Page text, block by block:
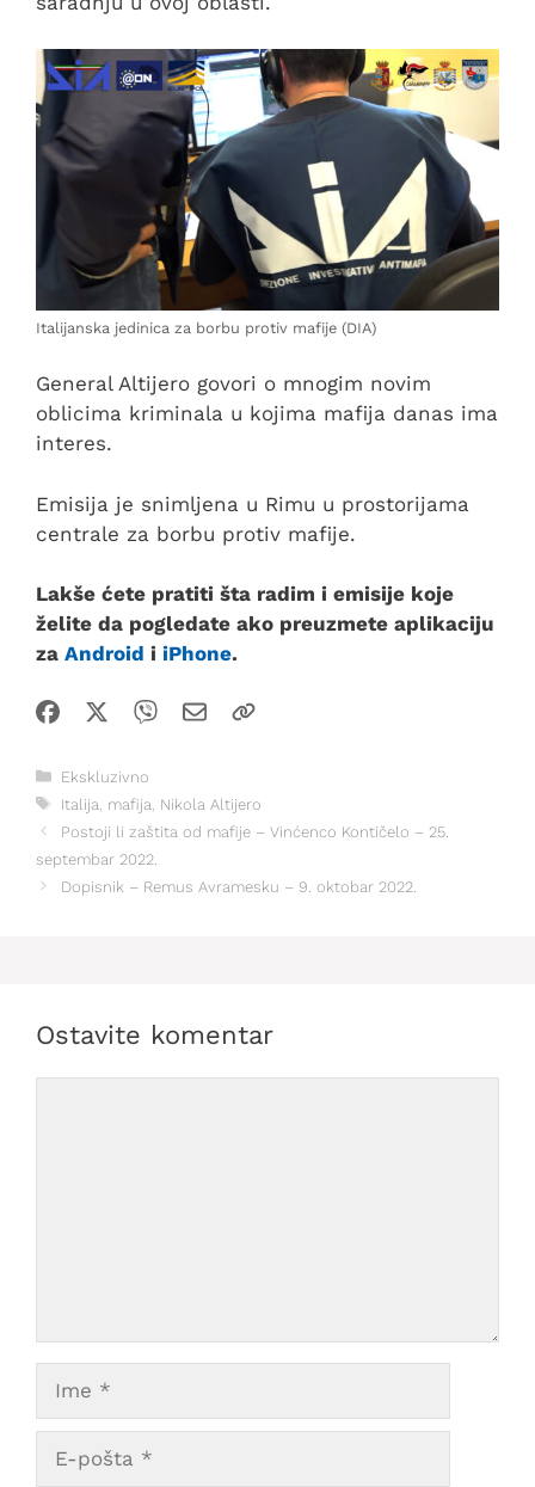
Italijanska jedinica za borbu protiv mafije (DIA)
General Altijero govori o mnogim novim
oblicima kriminala u kojima mafija danas ima
interes.
Emisija je snimljena u Rimu u prostorijama
centrale za borbu protiv mafije.
Lakše ćete pratiti šta radim i emisije koje
želite da pogledate ako preuzmete aplikaciju
za Android i iPhone.
Kategorije
Ekskluzivno
Oznake
Italija mafija Nikola Altijero
Postoji li zaštita od mafije – Vinćenco Kontičelo – 25.
septembar 2022.
Dopisnik – Remus Avramesku – 9. oktobar 2022.
Ostavite komentar
pošta